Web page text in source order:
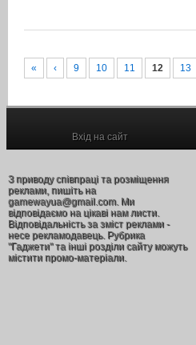
« ‹ 9 10 11 12 13
Вхід на сайт
З приводу співпраці та розміщення
реклами, пишіть на
gamewayua@gmail.com. Ми
відповідаємо на цікаві нам листи.
Відповідальність за зміст реклами -
несе рекламодавець. Рубрика
"Гаджети" та інші розділи сайту можуть
містити промо-матеріали.